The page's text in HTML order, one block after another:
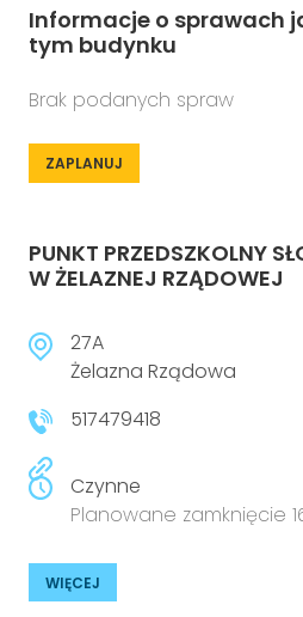
Informacje o sprawach
tym budynku
Brak podanych spraw
ZAPLANUJ
PUNKT PRZEDSZKOLNY
W ŻELAZNEJ RZĄDOWEJ
27A
Żelazna Rządowa
517479418
Czynne
Planowane zamknięcie
WIĘCEJ